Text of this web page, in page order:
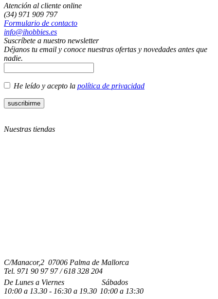
Atención al cliente online
(34) 971 909 797
Formulario de contacto
info@ihobbies.es
Suscríbete a nuestro newsletter
Déjanos tu email y conoce nuestras ofertas y novedades antes que
nadie.
He leído y acepto la política de privacidad
Nuestras tiendas
C/Manacor,2 07006 Palma de Mallorca
Tel. 971 90 97 97 / 618 328 204
De Lunes a Viernes
10:00 a 13.30 - 16:30 a 19.30
Sábados
10:00 a 13:30